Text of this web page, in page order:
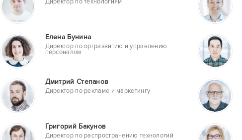
Елена Бунина
Директор по оргразвитию и управлению
персоналом
Дмитрий Степанов
Директор по рекламе и маркетингу
Григорий Бакунов
Директор по распространению технологий